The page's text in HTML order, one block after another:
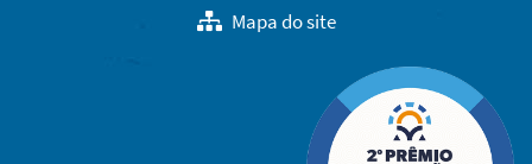
Mapa do site